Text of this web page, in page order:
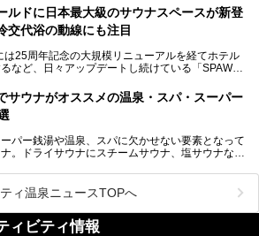
、そんなリニューアル後の注目ポイントを詳しく
。これから「鶴見緑地湯元水春」に訪れる方や、
る「神州温泉 あるごの湯」です。
は、大阪府豊中市にある日帰り温浴施設で、阪急
ン（岩盤浴）を中心に、発汗・リラックス・漫画
満喫できる長時間滞在型の施設なので、一日中ゆ
熱波パフォーマンスも毎日行われており、“とと
をしっかり楽しめるのもポイントです。
ングといった遊び場もあり、友人同士やカップル
癒し”の一日を過ごすのにもぴったり。
るまで魅力をたっぷり堪能してきたので、その全容
ルドに日本最大級のサウナスペースが新登
交代浴の動線にも注目
は25周年記念の大規模リニューアルを経てホテル
など、日々アップデートし続けている「SPAWO
ワールドが2025年11月15日（土）に、新たな浴
大級140人収容の大規模サウナを携えてリニュー
ン！浴室である4F・6Fそれぞれにリニューアル
ューアルの全容を確認すべく、リニューアルプレ
ベントに行ってきました！今回はそのリニューア
サウナがオススメの温泉・スパ・スーパー
パー銭湯や温泉、スパに欠かせない要素となって
。ドライサウナにスチームサウナ、塩サウナな
ウリュウなど、心ゆくまで楽しむためのサービス
た施設も多くみられます。
なサウナにこだわった、大阪府内のオススメ温
スパを30件紹介したいと思います！
ィ温泉ニュースTOPへ
ィビティ情報